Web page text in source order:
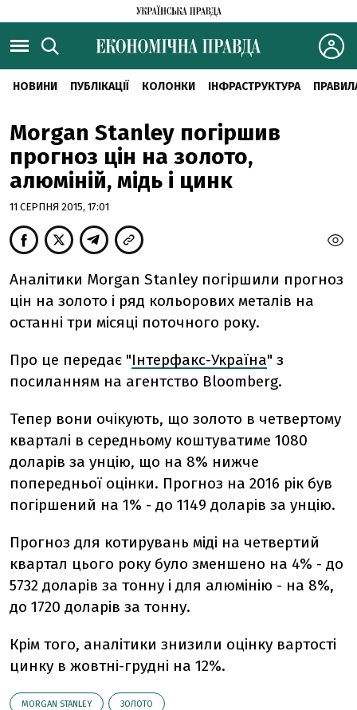
НОВИНИ ПУБЛІКАЦІЇ КОЛОНКИ ІНФРАСТРУКТУРА
Morgan Stanley погіршив
прогноз цін на золото,
алюміній, мідь і цинк
11 СЕРПНЯ 2015, 17:01
Аналітики Morgan Stanley погіршили прогноз
цін на золото і ряд кольорових металів на
останні три місяці поточного року.
Про це передає "Інтерфакс-Україна" з
посиланням на агентство Bloomberg.
Тепер вони очікують, що золото в четвертому
кварталі в середньому коштуватиме 1080
доларів за унцію, що на 8% нижче
попередньої оцінки. Прогноз на 2016 рік був
погіршений на 1% - до 1149 доларів за унцію.
Прогноз для котирувань міді на четвертий
квартал цього року було зменшено на 4% - до
5732 доларів за тонну і для алюмінію - на 8%,
до 1720 доларів за тонну.
Крім того, аналітики знизили оцінку вартості
цинку в жовтні-грудні на 12%.
MORGAN STANLEY ЗОЛОТО